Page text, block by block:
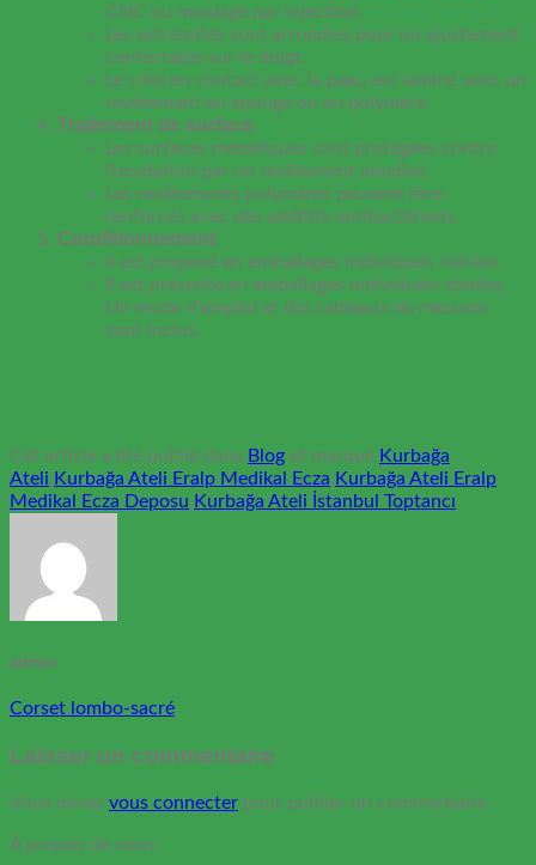
CNC ou moulage par injection.
Les extrémités sont arrondies pour un ajustement
confortable sur le doigt.
Le côté en contact avec la peau est laminé avec un
revêtement en éponge ou en polymère.
Traitement de surface
Les surfaces métalliques sont protégées contre
l’oxydation par un revêtement anodisé.
Les revêtements polymères peuvent être
renforcés avec des additifs antibactériens.
Conditionnement
Il est proposé en emballages individuels stériles.
Il est présenté en emballages individuels stériles.
Un mode d'emploi et des tableaux de mesures
sont inclus.
Cet article a été publié dans Blog et marqué Kurbağa
Ateli, Kurbağa Ateli Eralp Medikal Ecza, Kurbağa Ateli Eralp
Medikal Ecza Deposu, Kurbağa Ateli İstanbul Toptancı.
admin
Corset lombo-sacré
Laisser un commentaire
Vous devez vous connecter pour publier un commentaire.
À propos de nous